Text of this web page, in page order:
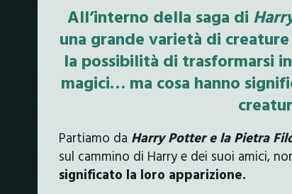
All’interno della saga di
una grande varietà di
la possibilità di trasformarsi
magici… ma cosa hanno
Partiamo da Harry Potter e la Pietra
sul cammino di Harry e dei suoi amici,
significato la loro apparizione.